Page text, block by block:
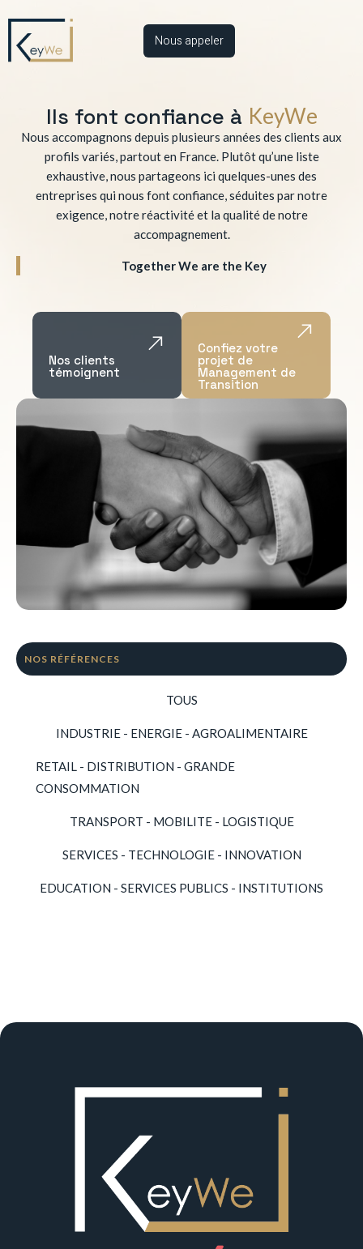
Nous appeler
Ils font confiance à KeyWe
Nous accompagnons depuis plusieurs années des clients aux
profils variés, partout en France. Plutôt qu’une liste
exhaustive, nous partageons ici quelques-unes des
entreprises qui nous font confiance, séduites par notre
exigence, notre réactivité et la qualité de notre
accompagnement.
Together We are the Key
Nos clients
témoignent
Confiez votre
projet de
Management de
Transition
NOS RÉFÉRENCES
TOUS
INDUSTRIE - ENERGIE - AGROALIMENTAIRE
RETAIL - DISTRIBUTION - GRANDE
CONSOMMATION
TRANSPORT - MOBILITE - LOGISTIQUE
SERVICES - TECHNOLOGIE - INNOVATION
EDUCATION - SERVICES PUBLICS - INSTITUTIONS